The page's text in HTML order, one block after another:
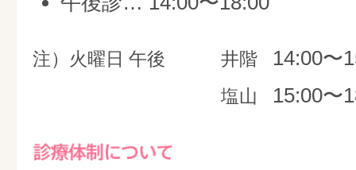
注）火曜日 午後 井階 14:00〜
塩山 15:00〜